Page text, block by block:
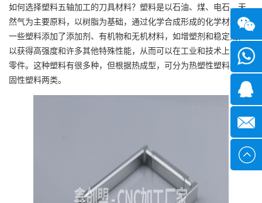
如何选择塑料五轴加工的刀具材料？塑料是以石油、煤、电石、天
然气为主要原料，以树脂为基础，通过化学合成形成的化学材料。
一些塑料添加了添加剂、有机物和无机材料，如增塑剂和稳定剂，
以获得高强度和许多其他特殊性能，从而可以在工业和技术上制成
零件。这种塑料有很多种，但根据热成型，可分为热塑性塑料和热
固性塑料两类。
微信